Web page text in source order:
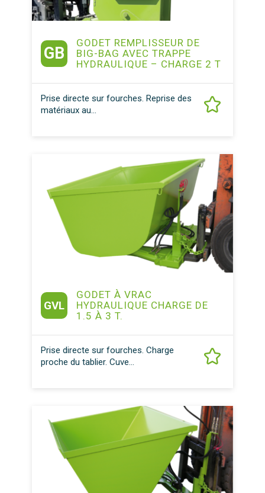
GB
GODET REMPLISSEUR DE
BIG-BAG AVEC TRAPPE
HYDRAULIQUE – CHARGE 2 T
Prise directe sur fourches. Reprise des
matériaux au...
GVL
GODET À VRAC
HYDRAULIQUE CHARGE DE
1.5 À 3 T.
Prise directe sur fourches. Charge
proche du tablier. Cuve...